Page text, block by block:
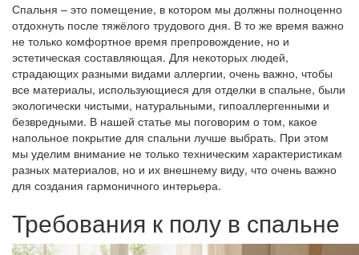
Спальня – это помещение, в котором мы должны полноценно
отдохнуть после тяжёлого трудового дня. В то же время важно
не только комфортное время препровождение, но и
эстетическая составляющая. Для некоторых людей,
страдающих разными видами аллергии, очень важно, чтобы
все материалы, использующиеся для отделки в спальне, были
экологически чистыми, натуральными, гипоаллергенными и
безвредными. В нашей статье мы поговорим о том, какое
напольное покрытие для спальни лучше выбрать. При этом
мы уделим внимание не только техническим характеристикам
разных материалов, но и их внешнему виду, что очень важно
для создания гармоничного интерьера.
Требования к полу в спальне